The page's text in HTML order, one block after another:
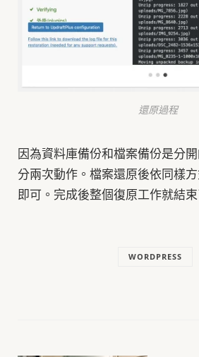
還原過程
因為資料庫備份和檔案備份是分
分兩次動作。檔案還原後依同樣
即可。完成後整個復原工作就結束
WORDPRESS